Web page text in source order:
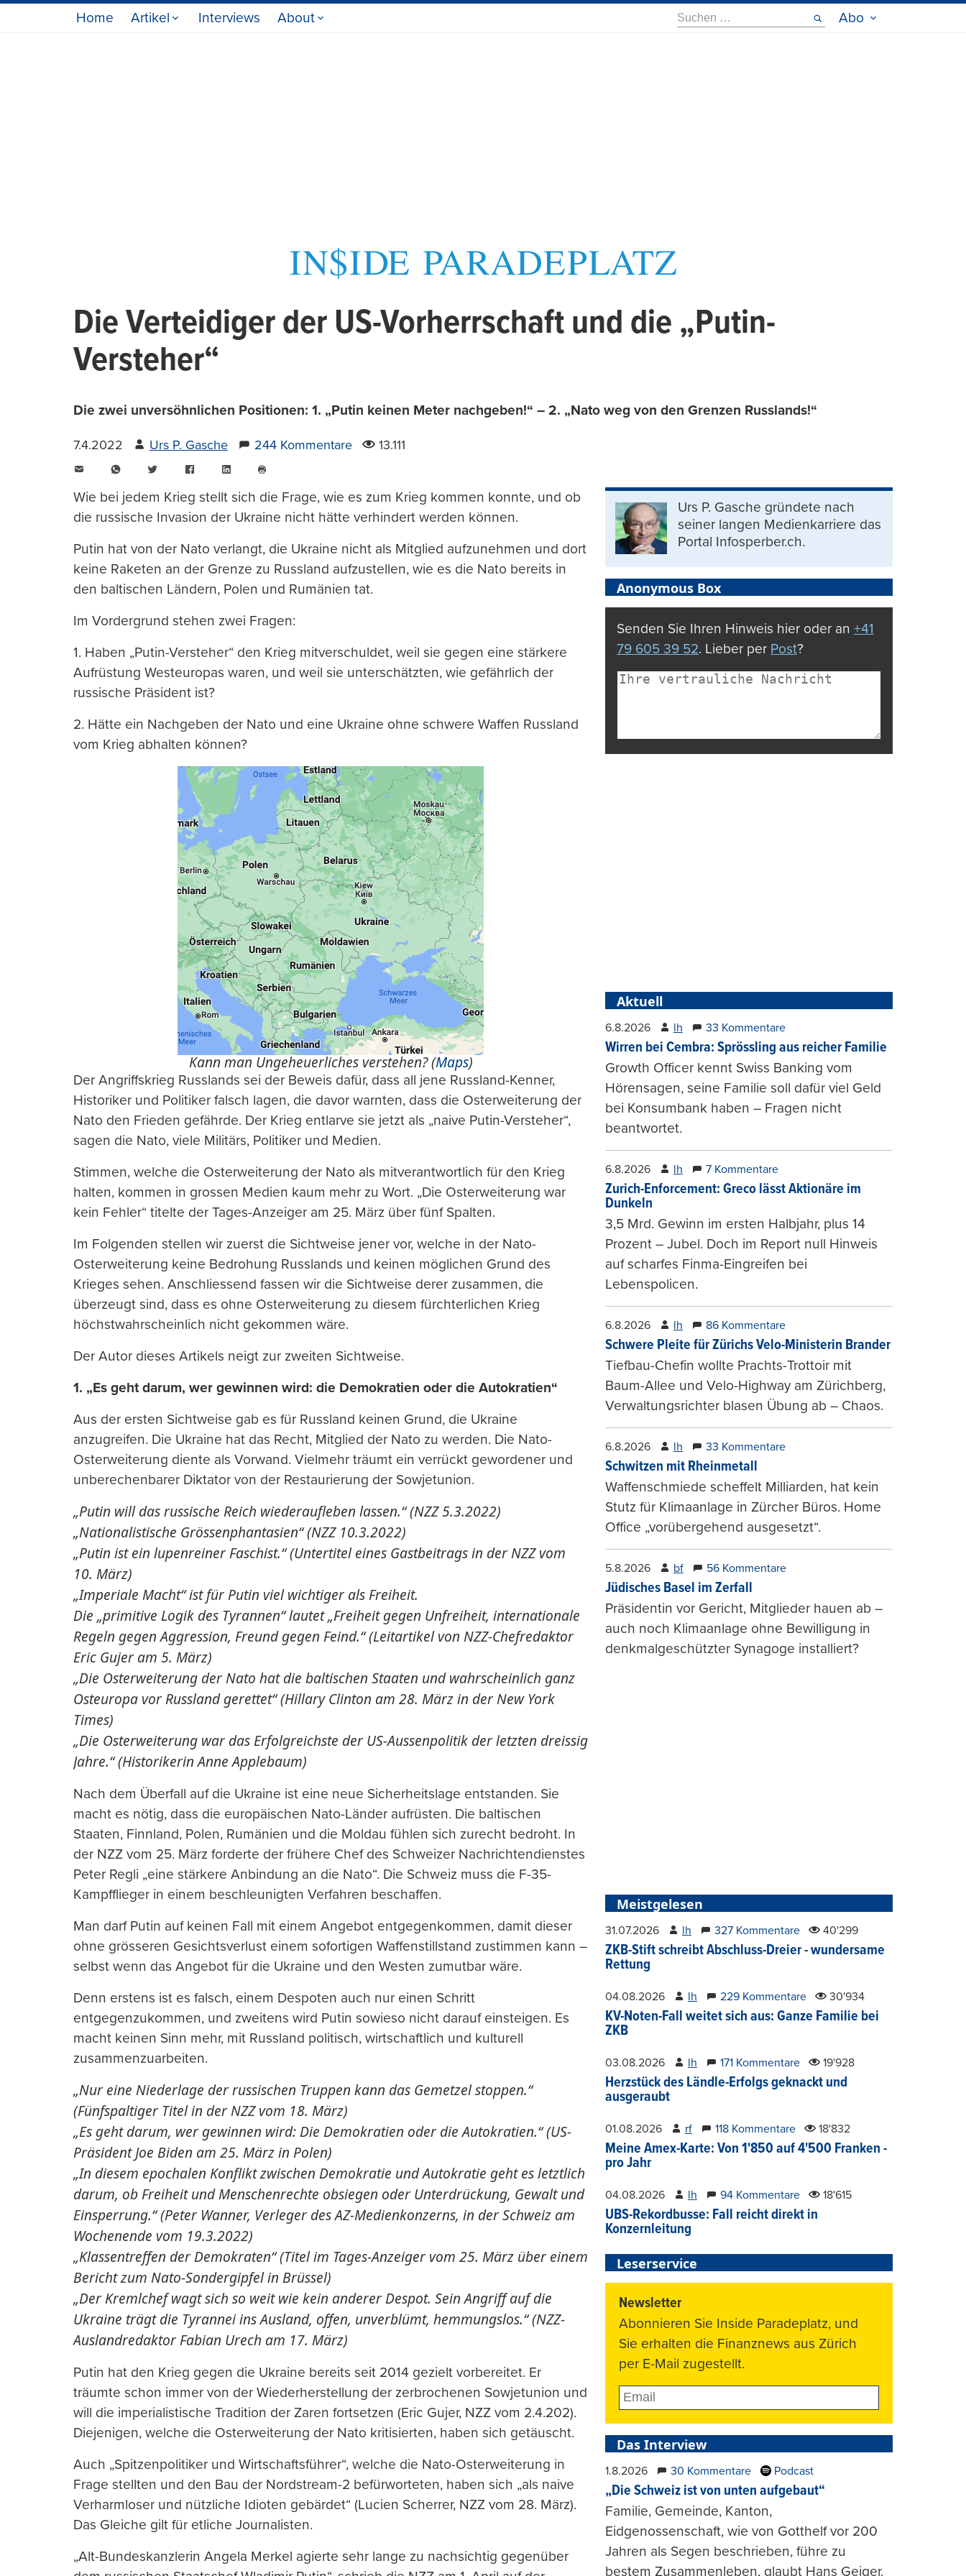
Home Artikel Interviews About
Suche
nach:
Abo
Die Verteidiger der US-Vorherrschaft und die „Putin-
Versteher“
Die zwei unversöhnlichen Positionen: 1. „Putin keinen Meter nachgeben!“ – 2. „Nato weg von den Grenzen Russlands!“
7.4.2022 Urs P. Gasche 244 Kommentare 13.111
WhatsAppTwitter FacebookLinkedIn
drucken
Wie bei jedem Krieg stellt sich die Frage, wie es zum Krieg kommen konnte, und ob
die russische Invasion der Ukraine nicht hätte verhindert werden können.
Putin hat von der Nato verlangt, die Ukraine nicht als Mitglied aufzunehmen und dort
keine Raketen an der Grenze zu Russland aufzustellen, wie es die Nato bereits in
den baltischen Ländern, Polen und Rumänien tat.
Im Vordergrund stehen zwei Fragen:
1. Haben „Putin-Versteher“ den Krieg mitverschuldet, weil sie gegen eine stärkere
Aufrüstung Westeuropas waren, und weil sie unterschätzten, wie gefährlich der
russische Präsident ist?
2. Hätte ein Nachgeben der Nato und eine Ukraine ohne schwere Waffen Russland
vom Krieg abhalten können?
Kann man Ungeheuerliches verstehen? (Maps)
Der Angriffskrieg Russlands sei der Beweis dafür, dass all jene Russland-Kenner,
Historiker und Politiker falsch lagen, die davor warnten, dass die Osterweiterung der
Nato den Frieden gefährde. Der Krieg entlarve sie jetzt als „naive Putin-Versteher“,
sagen die Nato, viele Militärs, Politiker und Medien.
Stimmen, welche die Osterweiterung der Nato als mitverantwortlich für den Krieg
halten, kommen in grossen Medien kaum mehr zu Wort. „Die Osterweiterung war
kein Fehler“ titelte der Tages-Anzeiger am 25. März über fünf Spalten.
Im Folgenden stellen wir zuerst die Sichtweise jener vor, welche in der Nato-
Osterweiterung keine Bedrohung Russlands und keinen möglichen Grund des
Krieges sehen. Anschliessend fassen wir die Sichtweise derer zusammen, die
überzeugt sind, dass es ohne Osterweiterung zu diesem fürchterlichen Krieg
höchstwahrscheinlich nicht gekommen wäre.
Der Autor dieses Artikels neigt zur zweiten Sichtweise.
1. „Es geht darum, wer gewinnen wird: die Demokratien oder die Autokratien“
Aus der ersten Sichtweise gab es für Russland keinen Grund, die Ukraine
anzugreifen. Die Ukraine hat das Recht, Mitglied der Nato zu werden. Die Nato-
Osterweiterung diente als Vorwand. Vielmehr träumt ein verrückt gewordener und
unberechenbarer Diktator von der Restaurierung der Sowjetunion.
„Putin will das russische Reich wiederaufleben lassen.“ (NZZ 5.3.2022)
„Nationalistische Grössenphantasien“ (NZZ 10.3.2022)
„Putin ist ein lupenreiner Faschist.“ (Untertitel eines Gastbeitrags in der NZZ vom
10. März)
„Imperiale Macht“ ist für Putin viel wichtiger als Freiheit.
Die „primitive Logik des Tyrannen“ lautet „Freiheit gegen Unfreiheit, internationale
Regeln gegen Aggression, Freund gegen Feind.“ (Leitartikel von NZZ-Chefredaktor
Eric Gujer am 5. März)
„Die Osterweiterung der Nato hat die baltischen Staaten und wahrscheinlich ganz
Osteuropa vor Russland gerettet“ (Hillary Clinton am 28. März in der New York
Times)
„Die Osterweiterung war das Erfolgreichste der US-Aussenpolitik der letzten dreissig
Jahre.“ (Historikerin Anne Applebaum)
Nach dem Überfall auf die Ukraine ist eine neue Sicherheitslage entstanden. Sie
macht es nötig, dass die europäischen Nato-Länder aufrüsten. Die baltischen
Staaten, Finnland, Polen, Rumänien und die Moldau fühlen sich zurecht bedroht. In
der NZZ vom 25. März forderte der frühere Chef des Schweizer Nachrichtendienstes
Peter Regli „eine stärkere Anbindung an die Nato“. Die Schweiz muss die F-35-
Kampfflieger in einem beschleunigten Verfahren beschaffen.
Man darf Putin auf keinen Fall mit einem Angebot entgegenkommen, damit dieser
ohne grösseren Gesichtsverlust einem sofortigen Waffenstillstand zustimmen kann –
selbst wenn das Angebot für die Ukraine und den Westen zumutbar wäre.
Denn erstens ist es falsch, einem Despoten auch nur einen Schritt
entgegenzukommen, und zweitens wird Putin sowieso nicht darauf einsteigen. Es
macht keinen Sinn mehr, mit Russland politisch, wirtschaftlich und kulturell
zusammenzuarbeiten.
„Nur eine Niederlage der russischen Truppen kann das Gemetzel stoppen.“
(Fünfspaltiger Titel in der NZZ vom 18. März)
„Es geht darum, wer gewinnen wird: Die Demokratien oder die Autokratien.“ (US-
Präsident Joe Biden am 25. März in Polen)
„In diesem epochalen Konflikt zwischen Demokratie und Autokratie geht es letztlich
darum, ob Freiheit und Menschenrechte obsiegen oder Unterdrückung, Gewalt und
Einsperrung.“ (Peter Wanner, Verleger des AZ-Medienkonzerns, in der Schweiz am
Wochenende vom 19.3.2022)
„Klassentreffen der Demokraten“ (Titel im Tages-Anzeiger vom 25. März über einem
Bericht zum Nato-Sondergipfel in Brüssel)
„Der Kremlchef wagt sich so weit wie kein anderer Despot. Sein Angriff auf die
Ukraine trägt die Tyrannei ins Ausland, offen, unverblümt, hemmungslos.“ (NZZ-
Auslandredaktor Fabian Urech am 17. März)
Putin hat den Krieg gegen die Ukraine bereits seit 2014 gezielt vorbereitet. Er
träumte schon immer von der Wiederherstellung der zerbrochenen Sowjetunion und
will die imperialistische Tradition der Zaren fortsetzen (Eric Gujer, NZZ vom 2.4.202).
Diejenigen, welche die Osterweiterung der Nato kritisierten, haben sich getäuscht.
Auch „Spitzenpolitiker und Wirtschaftsführer“, welche die Nato-Osterweiterung in
Frage stellten und den Bau der Nordstream-2 befürworteten, haben sich „als naive
Verharmloser und nützliche Idioten gebärdet“ (Lucien Scherrer, NZZ vom 28. März).
Das Gleiche gilt für etliche Journalisten.
„Alt-Bundeskanzlerin Angela Merkel agierte sehr lange zu nachsichtig gegenüber
Urs P. Gasche gründete nach
seiner langen Medienkarriere das
Portal Infosperber.ch.
Anonymous Box
Senden Sie Ihren Hinweis hier oder an +41
79 605 39 52. Lieber per Post?
Aktuell
6.8.2026 lh 33 Kommentare
Wirren bei Cembra: Sprössling aus reicher Familie
Growth Officer kennt Swiss Banking vom
Hörensagen, seine Familie soll dafür viel Geld
bei Konsumbank haben – Fragen nicht
beantwortet.
6.8.2026 lh 7 Kommentare
Zurich-Enforcement: Greco lässt Aktionäre im
Dunkeln
3,5 Mrd. Gewinn im ersten Halbjahr, plus 14
Prozent – Jubel. Doch im Report null Hinweis
auf scharfes Finma-Eingreifen bei
Lebenspolicen.
6.8.2026 lh 86 Kommentare
Schwere Pleite für Zürichs Velo-Ministerin Brander
Tiefbau-Chefin wollte Prachts-Trottoir mit
Baum-Allee und Velo-Highway am Zürichberg,
Verwaltungsrichter blasen Übung ab – Chaos.
6.8.2026 lh 33 Kommentare
Schwitzen mit Rheinmetall
Waffenschmiede scheffelt Milliarden, hat kein
Stutz für Klimaanlage in Zürcher Büros. Home
Office „vorübergehend ausgesetzt“.
5.8.2026 bf 56 Kommentare
Jüdisches Basel im Zerfall
Präsidentin vor Gericht, Mitglieder hauen ab –
auch noch Klimaanlage ohne Bewilligung in
denkmalgeschützter Synagoge installiert?
Meistgelesen
31.07.2026 lh 327 Kommentare 40'299
ZKB-Stift schreibt Abschluss-Dreier - wundersame
Rettung
04.08.2026 lh 229 Kommentare 30'934
KV-Noten-Fall weitet sich aus: Ganze Familie bei
ZKB
03.08.2026 lh 171 Kommentare 19'928
Herzstück des Ländle-Erfolgs geknackt und
ausgeraubt
01.08.2026 rf 118 Kommentare 18'832
Meine Amex-Karte: Von 1'850 auf 4'500 Franken -
pro Jahr
04.08.2026 lh 94 Kommentare 18'615
UBS-Rekordbusse: Fall reicht direkt in
Konzernleitung
Leserservice
Newsletter
Abonnieren Sie Inside Paradeplatz, und
Sie erhalten die Finanznews aus Zürich
per E-Mail zugestellt.
Das Interview
1.8.2026 30 Kommentare Podcast
„Die Schweiz ist von unten aufgebaut“
Familie, Gemeinde, Kanton,
Eidgenossenschaft, wie von Gotthelf vor 200
Jahren als Segen beschrieben, führe zu
bestem Zusammenleben, glaubt Hans Geiger.